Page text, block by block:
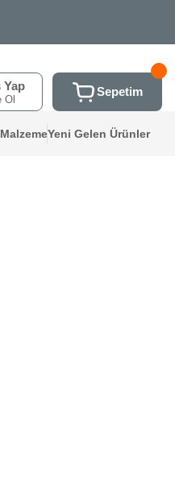
Yap
Ol
Sepetim
Yeni Gelen Ürünler